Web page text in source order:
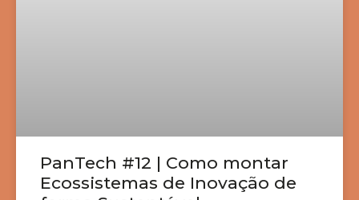
PanTech #12 | Como montar
Ecossistemas de Inovação de